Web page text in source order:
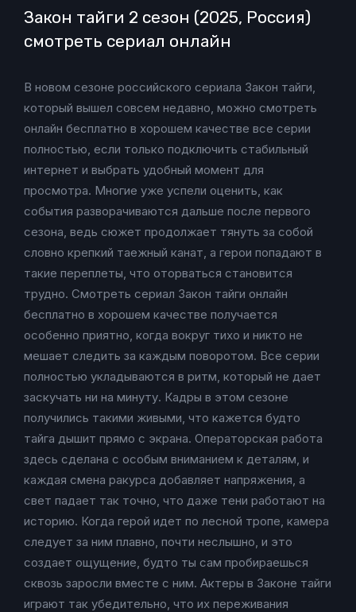
Закон тайги 2 сезон (2025, Россия)
смотреть сериал онлайн
В новом сезоне российского сериала Закон тайги,
который вышел совсем недавно, можно смотреть
онлайн бесплатно в хорошем качестве все серии
полностью, если только подключить стабильный
интернет и выбрать удобный момент для
просмотра. Многие уже успели оценить, как
события разворачиваются дальше после первого
сезона, ведь сюжет продолжает тянуть за собой
словно крепкий таежный канат, а герои попадают в
такие переплеты, что оторваться становится
трудно. Смотреть сериал Закон тайги онлайн
бесплатно в хорошем качестве получается
особенно приятно, когда вокруг тихо и никто не
мешает следить за каждым поворотом. Все серии
полностью укладываются в ритм, который не дает
заскучать ни на минуту. Кадры в этом сезоне
получились такими живыми, что кажется будто
тайга дышит прямо с экрана. Операторская работа
здесь сделана с особым вниманием к деталям, и
каждая смена ракурса добавляет напряжения, а
свет падает так точно, что даже тени работают на
историю. Когда герой идет по лесной тропе, камера
следует за ним плавно, почти неслышно, и это
создает ощущение, будто ты сам пробираешься
сквозь заросли вместе с ним. Актеры в Законе тайги
играют так убедительно, что их переживания